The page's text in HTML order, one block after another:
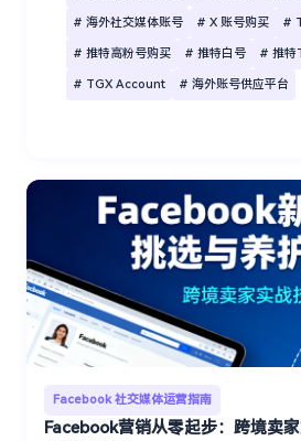
# 海外社交媒体账号 # X 账号购买 #
# 推特高粉号购买 # 推特白号 # 推特
# TGX Account # 海外账号供应平台
Facebook 社交媒体运营指南
Facebook营销从零起步：跨境卖